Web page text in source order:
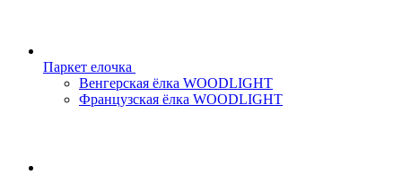
Паркет елочка
Венгерская ёлка WOODLIGHT
Французская ёлка WOODLIGHT